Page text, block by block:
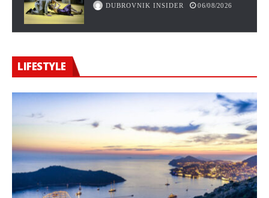
DUBROVNIK INSIDER 06/08/2026
LIFESTYLE